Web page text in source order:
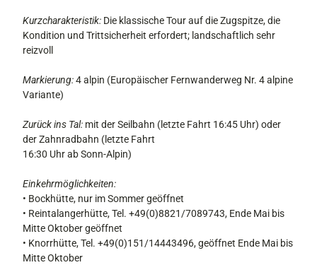
P
r
e
s
e
W
E
h
_
0
8
8
4
5
Kurzcharakteristik: Die klassische Tour auf die Zugspitze, die
Kondition und Trittsicherheit erfordert; landschaftlich sehr
reizvoll
Markierung:4 alpin (Europäischer Fernwanderweg Nr. 4 alpine
Variante)
Zurück ins Tal: mit der Seilbahn (letzte Fahrt 16:45 Uhr) oder
der Zahnradbahn (letzte Fahrt
16:30 Uhr ab Sonn-Alpin)
Einkehrmöglichkeiten:
• Bockhütte, nur im Sommer geöffnet
• Reintalangerhütte, Tel. +49(0)8821/7089743, Ende Mai bis
Mitte Oktober geöffnet
• Knorrhütte, Tel. +49(0)151/14443496, geöffnet Ende Mai bis
Mitte Oktober